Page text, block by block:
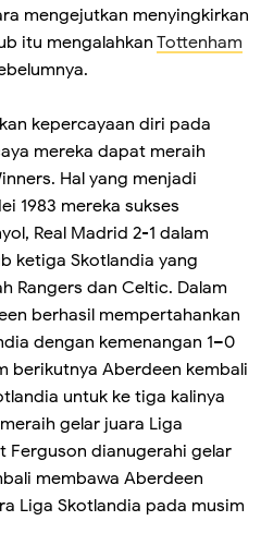
mengejutkan menyingkirkan
itu mengalahkan Tottenham
kepercayaan diri pada
mereka dapat meraih
Hal yang menjadi
1983 mereka sukses
Real Madrid 2-1 dalam
ketiga Skotlandia yang
Rangers dan Celtic. Dalam
berhasil mempertahankan
dengan kemenangan 1–0
berikutnya Aberdeen kembali
untuk ke tiga kalinya
gelar juara Liga
Ferguson dianugerahi gelar
membawa Aberdeen
Liga Skotlandia pada musim